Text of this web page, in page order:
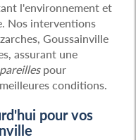
l'environnement et
Nos interventions
Goussainville
assurant une
pour
conditions.
pour vos